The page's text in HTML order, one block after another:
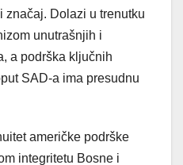
Dolazi u trenutku
unutrašnjih i
a podrška ključnih
SAD-a ima presudnu
američke podrške
integritetu Bosne i